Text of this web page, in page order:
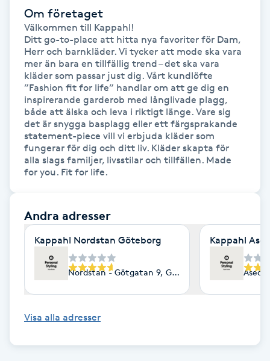
Fotmassage
Fotsvamp
Fotvård
Fransar
Fransborttagning
Fransfärgning
Fransförlängning
Fransförlängning Megavolym
Fransförlängning Volym
Om företaget
Välkommen till Kappahl!
Ditt go-to-place att hitta nya favoriter för Dam,
Herr och barnkläder. Vi tycker att mode ska vara
mer än bara en tillfällig trend – det ska vara
kläder som passar just dig. Vårt kundlöfte
”Fashion fit for life” handlar om att ge dig en
inspirerande garderob med långlivade plagg,
både att älska och leva i riktigt länge. Vare sig
det är snygga basplagg eller ett färgsprakande
statement-piece vill vi erbjuda kläder som
fungerar för dig och ditt liv. Kläder skapta för
alla slags familjer, livsstilar och tillfällen. Made
for you. Fit for life.
Andra adresser
Kappahl Nordstan Göteborg
Nordstan - Götgatan 9, Göteborg
Kappahl
Asecs
Visa alla adresser